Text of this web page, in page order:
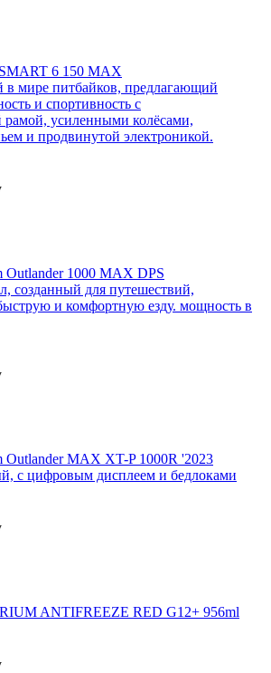
6 150 MAX
мире питбайков, предлагающий
и спортивность с
усиленными колёсами,
и продвинутой электроникой.
Outlander 1000 MAX DPS
созданный для путешествий,
и комфортную езду. мощность в
Outlander MAX XT-P 1000R '2023
с цифровым дисплеем и бедлоками
ANTIFREEZE RED G12+ 956ml